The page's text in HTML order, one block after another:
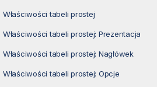
Właściwości tabeli prostej
Właściwości tabeli prostej: Prezentacja
Właściwości tabeli prostej: Nagłówek
Właściwości tabeli prostej: Opcje